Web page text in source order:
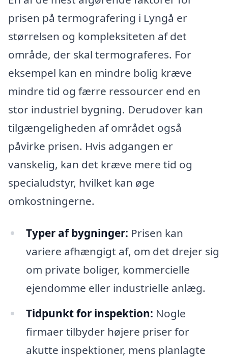
prisen på termografering i Lyngå er
størrelsen og kompleksiteten af det
område, der skal termograferes. For
eksempel kan en mindre bolig kræve
mindre tid og færre ressourcer end en
stor industriel bygning. Derudover kan
tilgængeligheden af området også
påvirke prisen. Hvis adgangen er
vanskelig, kan det kræve mere tid og
specialudstyr, hvilket kan øge
omkostningerne.
Typer af bygninger: Prisen kan
variere afhængigt af, om det drejer sig
om private boliger, kommercielle
ejendomme eller industrielle anlæg.
Tidpunkt for inspektion: Nogle
firmaer tilbyder højere priser for
akutte inspektioner, mens planlagte